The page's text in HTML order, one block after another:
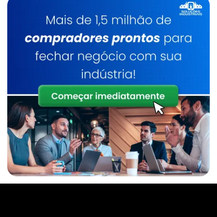
Empresas De Gases Medicinais Em Limeira
Gás Para Chopp Sp
Empresas De Gases Industriais Em Limeira
Gás Para Corte De Chapa
Distribuidor De Oxigênio Líquido Em Limeira
Gás Para Corte Laser
Gases Industriais Em Valinhos